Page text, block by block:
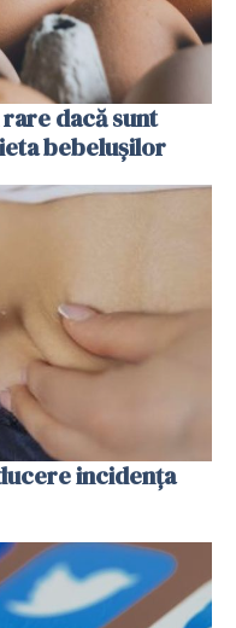
dacă sunt
bebelușilor
incidența